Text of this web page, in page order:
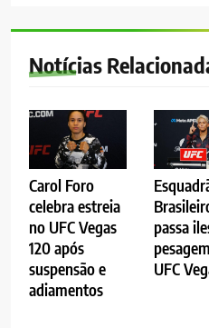
Notícias
Carol Foro
celebra estreia
no UFC Vegas
120 após
suspensão e
adiamentos
passa
UFC